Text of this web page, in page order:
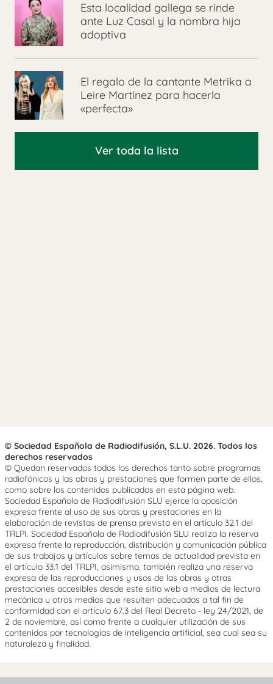
Esta localidad gallega se rinde
ante Luz Casal y la nombra hija
adoptiva
El regalo de la cantante Metrika a
Leire Martínez para hacerla
«perfecta»
Ver toda la lista
© Sociedad Española de Radiodifusión, S.L.U. 2026. Todos los
derechos reservados
© Quedan reservados todos los derechos tanto sobre programas
radiofónicos y las obras y prestaciones que formen parte de ellos,
como sobre los contenidos publicados en esta página web.
Sociedad Española de Radiodifusión SLU ejerce la oposición
expresa frente al uso de sus obras y prestaciones en la
elaboración de revistas de prensa prevista en el artículo 32.1 del
TRLPI. Sociedad Española de Radiodifusión SLU realiza la reserva
expresa frente la reproducción, distribución y comunicación pública
de sus trabajos y artículos sobre temas de actualidad prevista en
el artículo 33.1 del TRLPI, asimismo, también realiza una reserva
expresa de las reproducciones y usos de las obras y otras
prestaciones accesibles desde este sitio web a medios de lectura
mecánica u otros medios que resulten adecuados a tal fin de
conformidad con el artículo 67.3 del Real Decreto - ley 24/2021, de
2 de noviembre, así como frente a cualquier utilización de sus
contenidos por tecnologías de inteligencia artificial, sea cual sea su
naturaleza y finalidad.